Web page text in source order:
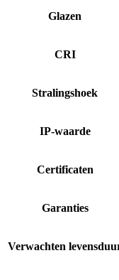
Glazen
CRI
Stralingshoek
IP-waarde
Certificaten
Garanties
Verwachten